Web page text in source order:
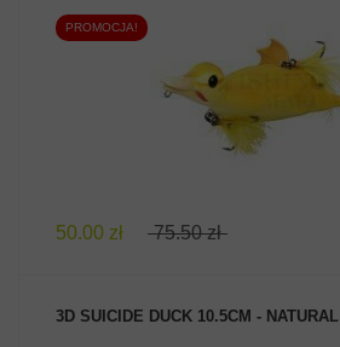
ZOBACZ PRODUKT
PROMOCJA!
50.00 zł 75.50 zł
3D SUICIDE DUCK 10.5CM - NATURAL